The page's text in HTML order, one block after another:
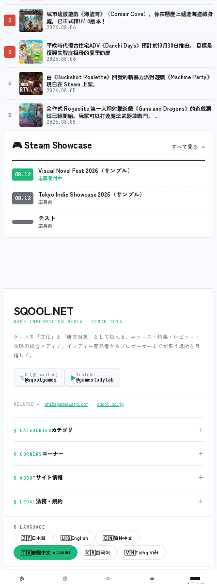
2
城市建設遊戲《海盜灣》（Corsair Cove），你在懸崖上建造海盜藏身
處，已正式釋出1.0版本！
2026.08.06
3
平成時代復古住宅ADV《Danchi Days》預計於10月30日推出。 目標是
復興失智症祖母的夏季節慶
2026.08.06
4
由《Buckshot Roulette》開發的新暴力派對遊戲《Machine Party》
現已在 Steam 上架。
2026.08.05
5
合作式 Roguelite 第一人稱射擊遊戲《Guns and Dragons》的遊戲測
試已經開始，玩家可以打造魔法武器並戰鬥。 …
2026.08.05
🎮Steam Showcase すべて見る →
08.12 Visual Novel Fest 2026（サンプル）
応募受付中
08.12 Tokyo Indie Showcase 2026（サンプル）
応募前
テスト
応募前
SQOOL.NET
GAME INFORMATION MEDIA ‧ SINCE 2013
ゲームを「文化」と「研究対象」として捉える、ニュース・特集・レビュー・
攻略の総合メディア。インディー開発者からプロゲーマーまでが集う場所を目
指して。
𝕏X (旧Twitter)
@sqoolgames ▶YouTube
@gamestudylab
RELATED → shibagameaward.com ‧ sqool.co.jp
§ CATEGORIESカテゴリ ＋
§ CORNERS コーナー ＋
§ ABOUTサイト情報 ＋
§ LEGAL法務・規約 ＋
§ LANGUAGE
🇯🇵日本語 🇺🇸English 🇨🇳简体中文
🇹🇼繁體中文 ● CURRENT 🇰🇷한국어 🇻🇳Tiếng Việt
© 2018-2026 sqool.co.jp ‧ All rights reserved. v3.0.0 build 20260505
🏠
📰
✏️
💼